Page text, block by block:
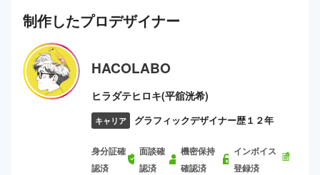
制作したプロデザイナー
HACOLABO
ヒラダテヒロキ(平舘洸希)
キャリア グラフィックデザイナー歴１２年
身分証確
認済
面談確
認済
機密保持
確認済
インボイス
登録済